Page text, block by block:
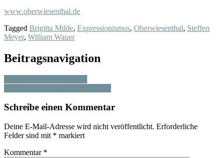
www.oberwiesenthal.de
Tagged Brigitta Milde, Expressionismus, Oberwiesenthal, Steffen
Meyer, William Wauer
Beitragsnavigation
Schreibe einen Kommentar
Deine E-Mail-Adresse wird nicht veröffentlicht. Erforderliche
Felder sind mit * markiert
Kommentar *